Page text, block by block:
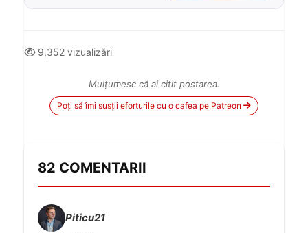
9,352 vizualizări
Mulțumesc că ai citit postarea.
Poți să îmi susții eforturile cu o cafea pe Patreon
82 COMENTARII
Piticu21